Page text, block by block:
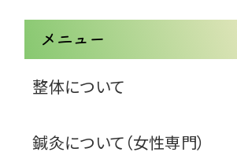
メニュー
整体について
鍼灸について（女性専門）